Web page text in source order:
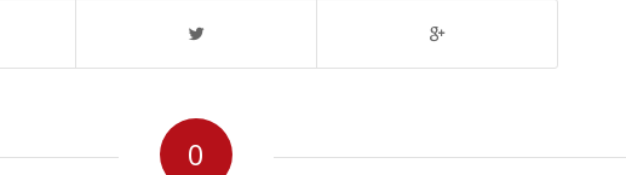
0